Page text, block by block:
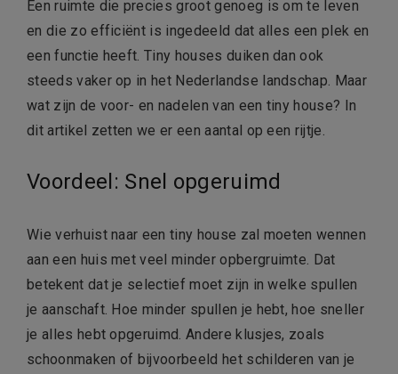
Een ruimte die precies groot genoeg is om te leven
en die zo efficiënt is ingedeeld dat alles een plek en
een functie heeft. Tiny houses duiken dan ook
steeds vaker op in het Nederlandse landschap. Maar
wat zijn de voor- en nadelen van een tiny house? In
dit artikel zetten we er een aantal op een rijtje.
Voordeel: Snel opgeruimd
Wie verhuist naar een tiny house zal moeten wennen
aan een huis met veel minder opbergruimte. Dat
betekent dat je selectief moet zijn in welke spullen
je aanschaft. Hoe minder spullen je hebt, hoe sneller
je alles hebt opgeruimd. Andere klusjes, zoals
schoonmaken of bijvoorbeeld het schilderen van je